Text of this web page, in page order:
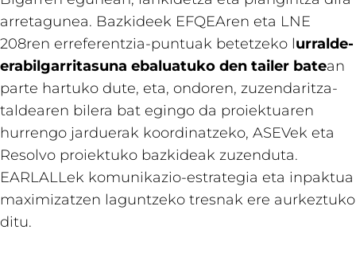
arretagunea. Bazkideek EFQEAren eta LNE
208ren erreferentzia-puntuak betetzeko lurralde-
erabilgarritasuna ebaluatuko den tailer batean
parte hartuko dute, eta, ondoren, zuzendaritza-
taldearen bilera bat egingo da proiektuaren
hurrengo jarduerak koordinatzeko, ASEVek eta
Resolvo proiektuko bazkideak zuzenduta.
EARLALLek komunikazio-estrategia eta inpaktua
maximizatzen laguntzeko tresnak ere aurkeztuko
ditu.